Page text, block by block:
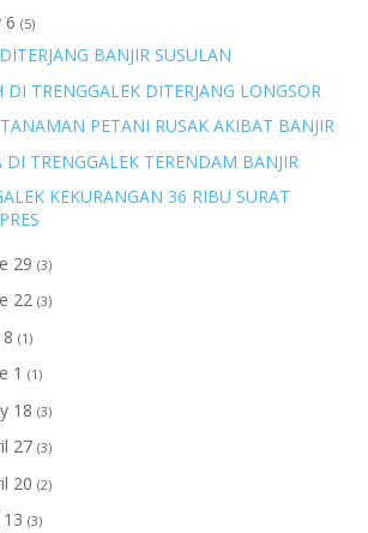
6 (5)
BANJIR SUSULAN
TRENGGALEK DITERJANG LONGSOR
PETANI RUSAK AKIBAT BANJIR
DI TRENGGALEK TERENDAM BANJIR
KEKURANGAN 36 RIBU SURAT
29 (3)
22 (3)
(1)
1 (1)
18 (3)
27 (3)
20 (2)
(3)